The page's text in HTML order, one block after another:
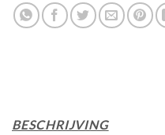
BESCHRIJVING